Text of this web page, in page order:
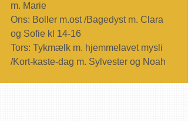
m. Marie
Ons: Boller m.ost /Bagedyst m. Clara
og Sofie kl 14-16
Tors: Tykmælk m. hjemmelavet mysli
/Kort-kaste-dag m. Sylvester og Noah